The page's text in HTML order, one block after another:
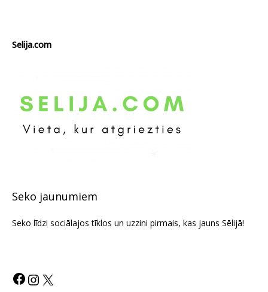
Selija.com
Seko jaunumiem
Seko līdzi sociālajos tīklos un uzzini pirmais, kas jauns Sēlijā!